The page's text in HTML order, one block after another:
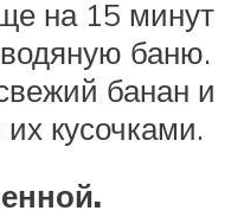
на 15 минут
баню.
банан и
кусочками.